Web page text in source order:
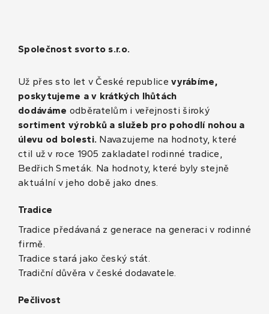
Společnost svorto s.r.o.
Už přes sto let v České republicevyrábíme,
poskytujeme a v krátkých lhůtách
dodáváme odběratelům i veřejnosti široký
sortiment výrobků a služeb pro pohodlí nohou a
úlevu od bolesti. Navazujeme na hodnoty, které
ctil už v roce 1905 zakladatel rodinné tradice,
Bedřich Smeták. Na hodnoty, které byly stejně
aktuální v jeho době jako dnes.
Tradice
Tradice předávaná z generace na generaci v rodinné
firmě.
Tradice stará jako český stát.
Tradiční důvěra v české dodavatele.
Pečlivost